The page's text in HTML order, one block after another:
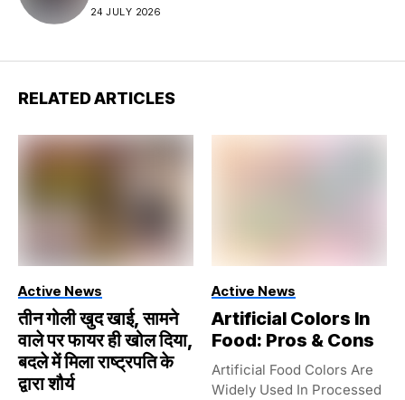
24 JULY 2026
RELATED ARTICLES
Active News
तीन गोली खुद खाई, सामने
वाले पर फायर ही खोल दिया,
बदले में मिला राष्ट्रपति के
द्वारा शौर्य
Active News
Artificial Colors In
Food: Pros & Cons
Artificial Food Colors Are
Widely Used In Processed